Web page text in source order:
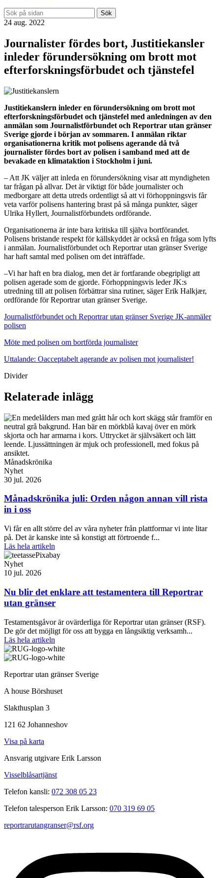
Sök
24 aug. 2022
Journalister fördes bort, Justitiekansler
inleder förundersökning om brott mot
efterforskningsförbudet och tjänstefel
Justitiekanslern inleder en förundersökning om brott mot
efterforskningsförbudet och tjänstefel med anledningen av den
anmälan som Journalistförbundet och Reportrar utan gränser
Sverige gjorde i början av sommaren. I anmälan riktar
organisationerna kritik mot polisens agerande då två
journalister fördes bort av polisen i samband med att de
bevakade en klimataktion i Stockholm i juni.
– Att JK väljer att inleda en förundersökning visar att myndigheten
tar frågan på allvar. Det är viktigt för både journalister och
medborgare att detta utreds ordentligt så att vi förhoppningsvis får
veta varför polisens hantering brast på så många punkter, säger
Ulrika Hyllert, Journalistförbundets ordförande.
Organisationerna är inte bara kritiska till själva bortförandet.
Polisens bristande respekt för källskyddet är också en fråga som lyfts
i anmälan. Journalistförbundet och Reportrar utan gränser Sverige
har haft samtal med polisen om det inträffade.
–Vi har haft en bra dialog, men det är fortfarande obegripligt att
polisen agerade som de gjorde. Förhoppningsvis leder JK:s
utredning till att polisen förbättrar sina rutiner, säger Erik Halkjær,
ordförande för Reportrar utan gränser Sverige.
Journalistförbundet och Reportrar utan gränser Sverige JK-anmäler
polisen
Möte med polisen om bortförda journalister
Uttalande: Oacceptabelt agerande av polisen mot journalister!
Divider
Relaterade inlägg
Månadskrönika
Nyhet
30 jul. 2026
Månadskrönika juli: Orden någon annan vill rista
in i oss
Vi får en allt större del av våra nyheter från plattformar vi inte litar
på. Det är kanske inte så konstigt att förtroende f...
Läs hela artikeln
Nyhet
10 jul. 2026
Nu blir det enklare att testamentera till Reportrar
utan gränser
Testamentsgåvor är ovärderliga för Reportrar utan gränser (RSF).
De gör det möjligt för oss att bygga en långsiktig verksamh...
Läs hela artikeln
Reportrar utan gränser Sverige
A house Börshuset
Slakthusplan 3
121 62 Johanneshov
Visa på karta
Ansvarig utgivare Erik Larsson
Visselblåsartjänst
Telefon kansli: 072 308 05 23
Telefon talesperson Erik Larsson: 070 319 69 05
reportrarutangranser@rsf.org